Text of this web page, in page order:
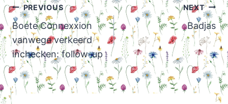
Post
navigation
PREVIOUS
Boete Connexxion
vanwege verkeerd
inchecken: follow-up
NEXT
Badjas